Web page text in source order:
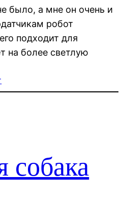
было, а мне он очень и
робот
подходит для
на более светлую
собака